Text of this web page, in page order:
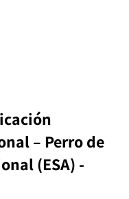
– Perro de
(ESA) -